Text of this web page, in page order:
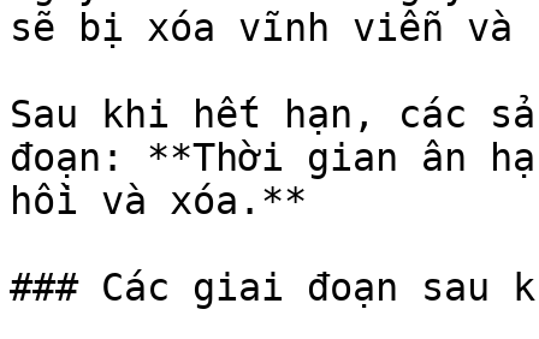
sẽ bị xóa vĩnh viễn và
Sau khi hết hạn, các
đoạn: **Thời gian ân
hồi và xóa.**
### Các giai đoạn sau